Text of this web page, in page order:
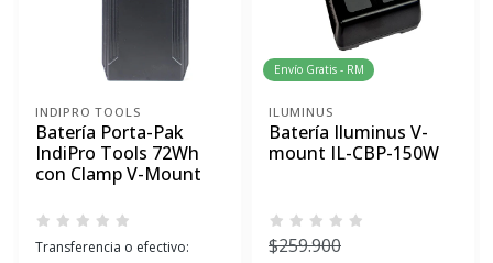
INDIPRO TOOLS
Batería Porta-Pak
IndiPro Tools 72Wh
con Clamp V-Mount
Transferencia o efectivo:
Envío Gratis - RM
ILUMINUS
Batería Iluminus V-
mount IL-CBP-150W
$259.900